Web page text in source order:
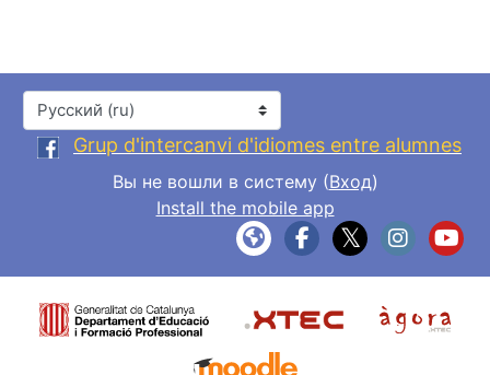
Язык
Grup d'intercanvi d'idiomes entre alumnes
Вы не вошли в систему (Вход)
Install the mobile app